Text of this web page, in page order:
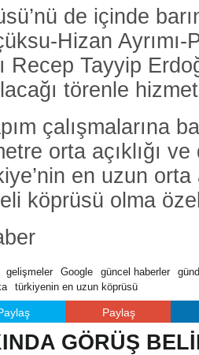
de içinde
Hizan Ayrımı-
Recep Tayyip
törenle
çalışmalarına
orta açıklığı
en uzun orta
köprüsü olma
gelişmeler Google güncel haberler
türkiyenin en uzun köprüsü
Paylaş
GÖRÜŞ